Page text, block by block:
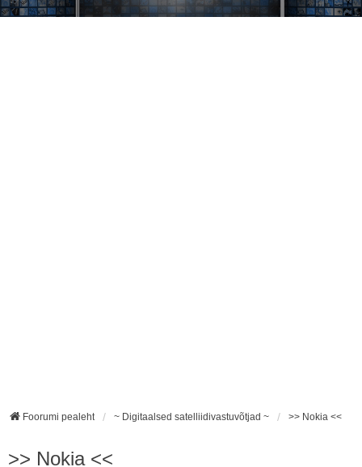
Foorumi pealeht ~ Digitaalsed satelliidivastuvõtjad ~ >> Nokia <<
>> Nokia <<